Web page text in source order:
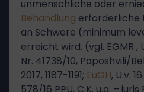
unmenschliche oder
Behandlung erforderliche
an Schwere (minimum
erreicht wird. (vgl. EGMR ,
Nr. 41738/10, Paposhvili/
2017, 1187-1191; EuGH, U.v.